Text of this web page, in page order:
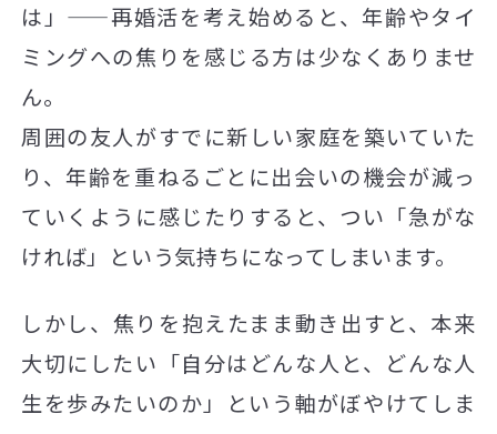
は」——再婚活を考え始めると、年齢やタイ
ミングへの焦りを感じる方は少なくありませ
ん。
周囲の友人がすでに新しい家庭を築いていた
り、年齢を重ねるごとに出会いの機会が減っ
ていくように感じたりすると、つい「急がな
ければ」という気持ちになってしまいます。
しかし、焦りを抱えたまま動き出すと、本来
大切にしたい「自分はどんな人と、どんな人
生を歩みたいのか」という軸がぼやけてしま